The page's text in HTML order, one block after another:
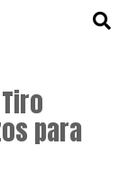
para